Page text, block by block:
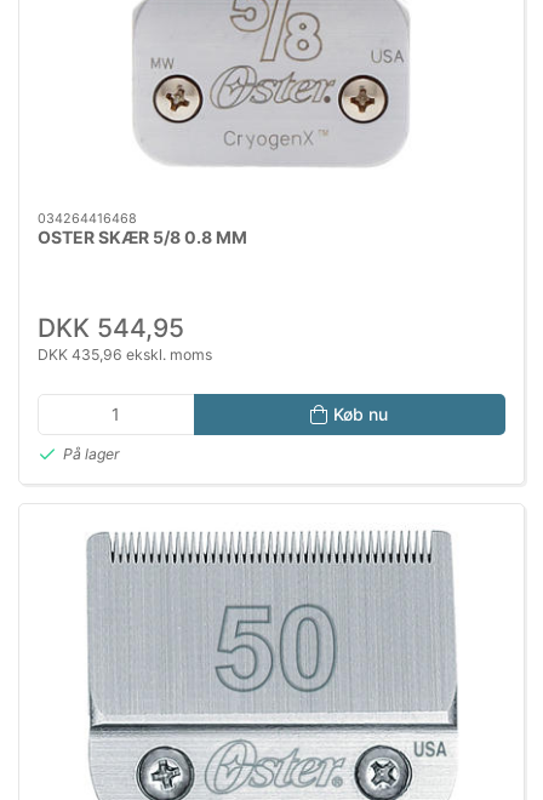
034264416468
OSTER SKÆR 5/8 0.8 MM
DKK 544,95
DKK 435,96 ekskl. moms
Køb nu
På lager